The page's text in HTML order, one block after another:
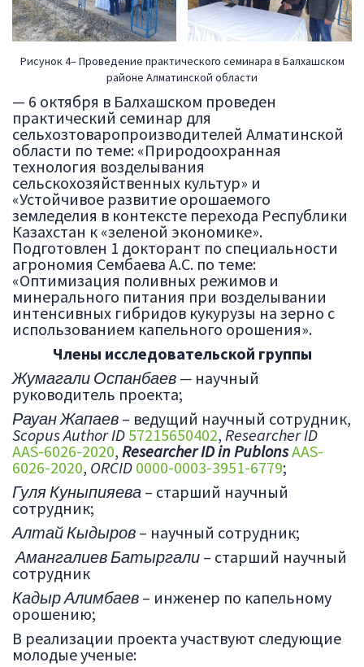
Рисунок 4– Проведение практического семинара в Балхашском
районе Алматинской области
— 6 октября в Балхашском проведен
практический семинар для
сельхозтоваропроизводителей Алматинской
области по теме: «Природоохранная
технология возделывания
сельскохозяйственных культур» и
«Устойчивое развитие орошаемого
земледелия в контексте перехода Республики
Казахстан к «зеленой экономике».
Подготовлен 1 докторант по специальности
агрономия Сембаева А.С. по теме:
«Оптимизация поливных режимов и
минерального питания при возделывании
интенсивных гибридов кукурузы на зерно с
использованием капельного орошения».
Члены исследовательской группы
Жумагали Оспанбаев — научный
руководитель проекта;
РауанЖапаев – ведущий научный сотрудник,
Scopus Author ID 57215650402, Researcher ID
AAS-6026-2020, Researcher ID in PublonsAAS-
6026-2020, ORCID 0000-0003-3951-6779;
Гуля Куныпияева – cтарший научный
сотрудник;
Алтай Кыдыров – научный сотрудник;
Амангалиев Батыргали – cтарший научный
сотрудник
Кадыр Алимбаев – инженер по капельному
орошению;
В реализации проекта участвуют следующие
молодые ученые: